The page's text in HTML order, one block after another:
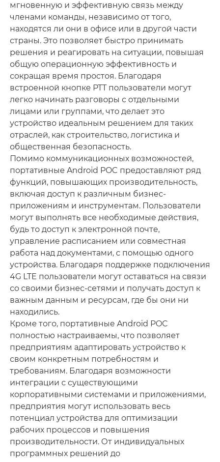
мгновенную и эффективную связь между
членами команды, независимо от того,
находятся ли они в офисе или в другой части
страны. Это позволяет быстро принимать
решения и реагировать на ситуации, повышая
общую операционную эффективность и
сокращая время простоя. Благодаря
встроенной кнопке PTT пользователи могут
легко начинать разговоры с отдельными
лицами или группами, что делает это
устройство идеальным решением для таких
отраслей, как строительство, логистика и
общественная безопасность.
Помимо коммуникационных возможностей,
портативные Android POC предоставляют ряд
функций, повышающих производительность,
включая доступ к различным бизнес-
приложениям и инструментам. Пользователи
могут выполнять все необходимые действия,
будь то доступ к электронной почте,
управление расписанием или совместная
работа над документами, с помощью одного
устройства. Благодаря поддержке подключения
4G LTE пользователи могут оставаться на связи
со своими бизнес-сетями и получать доступ к
важным данным и ресурсам, где бы они ни
находились.
Кроме того, портативные Android POC
полностью настраиваемы, что позволяет
предприятиям адаптировать устройство к
своим конкретным потребностям и
требованиям. Благодаря возможности
интеграции с существующими
корпоративными системами и приложениями,
предприятия могут использовать весь
потенциал устройства для оптимизации
рабочих процессов и повышения
производительности. От индивидуальных
программных решений до